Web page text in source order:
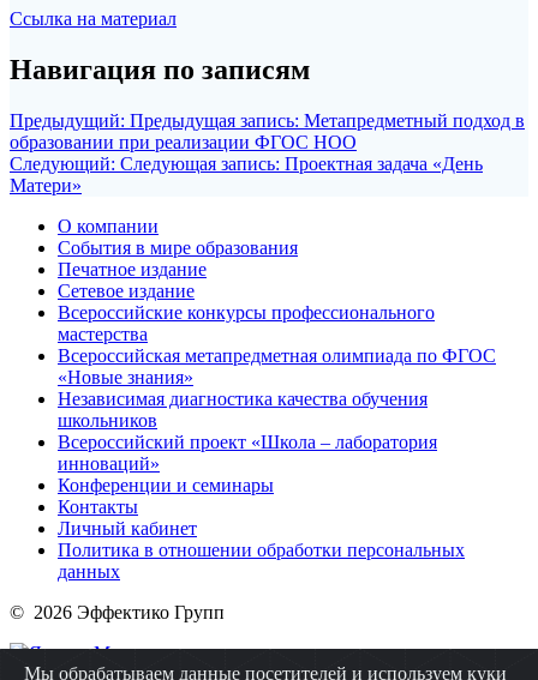
Ссылка на материал
Навигация по записям
Предыдущий: Предыдущая запись: Метапредметный подход в
образовании при реализации ФГОС НОО
Следующий: Следующая запись: Проектная задача «День
Матери»
О компании
События в мире образования
Печатное издание
Сетевое издание
Всероссийские конкурсы профессионального
мастерства
Всероссийская метапредметная олимпиада по ФГОС
«Новые знания»
Независимая диагностика качества обучения
школьников
Всероссийский проект «Школа – лаборатория
инноваций»
Конференции и семинары
Контакты
Личный кабинет
Политика в отношении обработки персональных
данных
© 2026 Эффектико Групп
Мы обрабатываем данные посетителей и используем куки